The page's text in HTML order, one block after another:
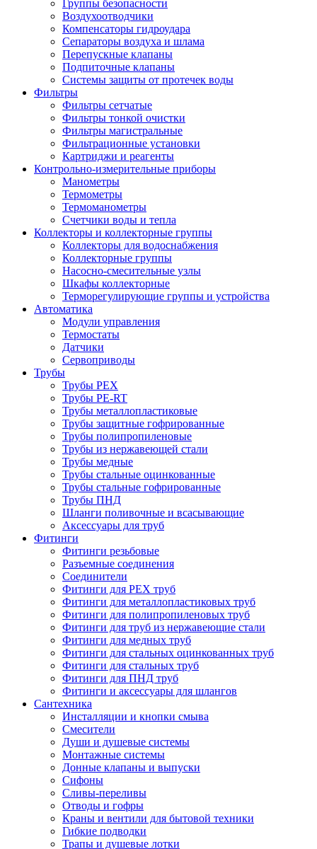
Группы безопасности
Воздухоотводчики
Компенсаторы гидроудара
Сепараторы воздуха и шлама
Перепускные клапаны
Подпиточные клапаны
Системы защиты от протечек воды
Фильтры
Фильтры сетчатые
Фильтры тонкой очистки
Фильтры магистральные
Фильтрационные установки
Картриджи и реагенты
Контрольно-измерительные приборы
Манометры
Термометры
Термоманометры
Счетчики воды и тепла
Коллекторы и коллекторные группы
Коллекторы для водоснабжения
Коллекторные группы
Насосно-смесительные узлы
Шкафы коллекторные
Терморегулирующие группы и устройства
Автоматика
Модули управления
Термостаты
Датчики
Сервоприводы
Трубы
Трубы PEX
Трубы PE-RT
Трубы металлопластиковые
Трубы защитные гофрированные
Трубы полипропиленовые
Трубы из нержавеющей стали
Трубы медные
Трубы стальные оцинкованные
Трубы стальные гофрированные
Трубы ПНД
Шланги поливочные и всасывающие
Аксессуары для труб
Фитинги
Фитинги резьбовые
Разъемные соединения
Соединители
Фитинги для PEX труб
Фитинги для металлопластиковых труб
Фитинги для полипропиленовых труб
Фитинги для труб из нержавеющие стали
Фитинги для медных труб
Фитинги для стальных оцинкованных труб
Фитинги для стальных труб
Фитинги для ПНД труб
Фитинги и аксессуары для шлангов
Сантехника
Инсталляции и кнопки смыва
Смесители
Души и душевые системы
Монтажные системы
Донные клапаны и выпуски
Сифоны
Сливы-переливы
Отводы и гофры
Краны и вентили для бытовой техники
Гибкие подводки
Трапы и душевые лотки